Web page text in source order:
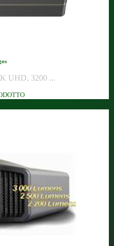
UHD, 3200 ...